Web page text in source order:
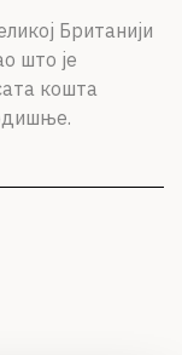
Британији
што је
кошта